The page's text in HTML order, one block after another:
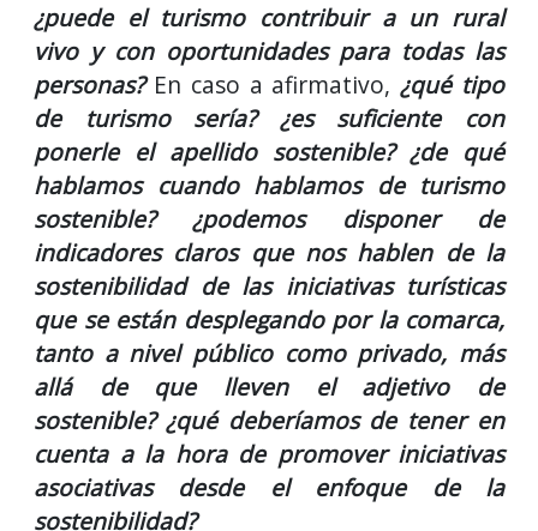
¿puede el turismo contribuir a un rural
vivo y con oportunidades para todas las
personas? En caso a afirmativo,¿qué tipo
de turismo sería?
¿es suficiente con
ponerle el apellido sostenible? ¿de qué
hablamos cuando hablamos de turismo
sostenible?
¿podemos disponer de
indicadores claros que nos hablen de la
sostenibilidad de las iniciativas turísticas
que se están desplegando por la comarca,
tanto a nivel público como privado, más
allá de que lleven el adjetivo de
sostenible? ¿qué deberíamos de tener en
cuenta a la hora de promover iniciativas
asociativas desde el enfoque de la
sostenibilidad?